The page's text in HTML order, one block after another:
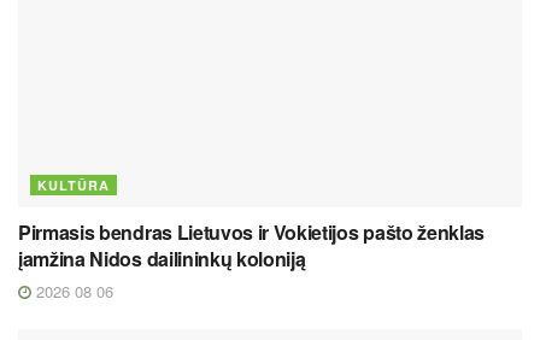
KULTŪRA
Pirmasis bendras Lietuvos ir Vokietijos pašto ženklas
įamžina Nidos dailininkų koloniją
2026 08 06